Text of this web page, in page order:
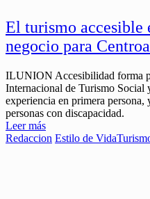
El turismo accesible
negocio para
ILUNION Accesibilidad forma
Internacional de Turismo Social
experiencia en primera
personas con discapacidad.
Leer más
Redaccion Estilo de Vida